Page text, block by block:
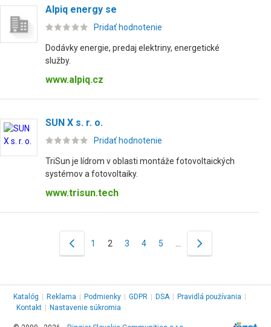
Alpiq energy se
Pridať hodnotenie
Dodávky energie, predaj elektriny, energetické
služby.
www.alpiq.cz
SUN X s. r. o.
Pridať hodnotenie
TriSun je lídrom v oblasti montáže fotovoltaických
systémov a fotovoltaiky.
www.trisun.tech
1 2 3 4 5
Katalóg Reklama Podmienky GDPR DSA Pravidlá používania
Kontakt
Nastavenie súkromia